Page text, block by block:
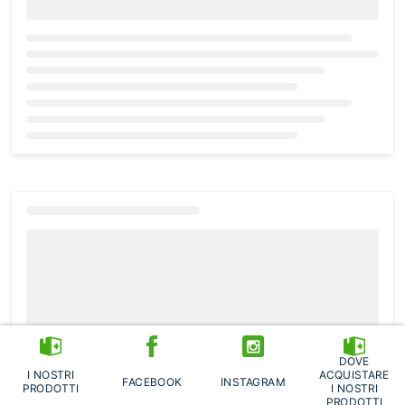
I NOSTRI
PRODOTTI
FACEBOOK INSTAGRAM
DOVE
ACQUISTARE
I NOSTRI
PRODOTTI